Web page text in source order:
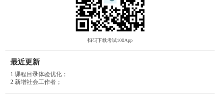
扫码下载考试100App
最近更新
1.课程目录体验优化；
2.新增社会工作者；